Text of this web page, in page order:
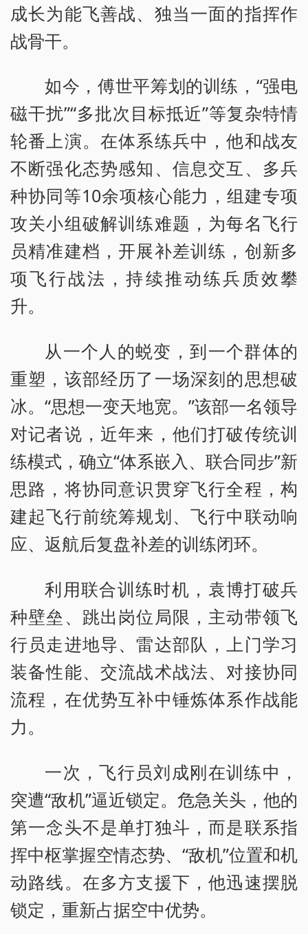
成长为能飞善战、独当一面的指挥作
战骨干。
如今，傅世平筹划的训练，“强电
磁干扰”“多批次目标抵近”等复杂特情
轮番上演。在体系练兵中，他和战友
不断强化态势感知、信息交互、多兵
种协同等10余项核心能力，组建专项
攻关小组破解训练难题，为每名飞行
员精准建档，开展补差训练，创新多
项飞行战法，持续推动练兵质效攀
升。
从一个人的蜕变，到一个群体的
重塑，该部经历了一场深刻的思想破
冰。“思想一变天地宽。”该部一名领导
对记者说，近年来，他们打破传统训
练模式，确立“体系嵌入、联合同步”新
思路，将协同意识贯穿飞行全程，构
建起飞行前统筹规划、飞行中联动响
应、返航后复盘补差的训练闭环。
利用联合训练时机，袁博打破兵
种壁垒、跳出岗位局限，主动带领飞
行员走进地导、雷达部队，上门学习
装备性能、交流战术战法、对接协同
流程，在优势互补中锤炼体系作战能
力。
一次，飞行员刘成刚在训练中，
突遭“敌机”逼近锁定。危急关头，他的
第一念头不是单打独斗，而是联系指
挥中枢掌握空情态势、“敌机”位置和机
动路线。在多方支援下，他迅速摆脱
锁定，重新占据空中优势。